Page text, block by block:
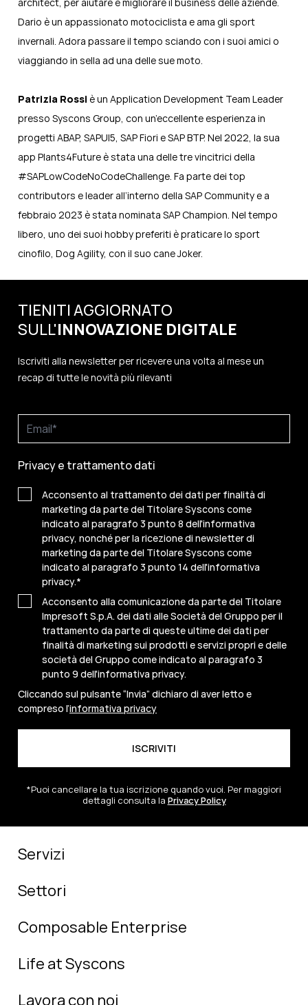
Dario è un appassionato motociclista e ama gli sport
invernali. Adora passare il tempo sciando con i suoi amici o
viaggiando in sella ad una delle sue moto.
Patrizia Rossi è un Application Development Team Leader
presso Syscons Group, con un’eccellente esperienza in
progetti ABAP, SAPUI5, SAP Fiori e SAP BTP. Nel 2022, la sua
app Plants4Future è stata una delle tre vincitrici della
#SAPLowCodeNoCodeChallenge. Fa parte dei top
contributors e leader all’interno della SAP Community e a
febbraio 2023 è stata nominata SAP Champion. Nel tempo
libero, uno dei suoi hobby preferiti è praticare lo sport
cinofilo, Dog Agility, con il suo cane Joker.
TIENITI AGGIORNATO
SULL'INNOVAZIONE DIGITALE
Iscriviti alla newsletter per ricevere una volta al mese un
recap di tutte le novità più rilevanti
Privacy e trattamento dati
Acconsento al trattamento dei dati per finalità di
marketing da parte del Titolare Syscons come
indicato al paragrafo 3 punto 8 dell'informativa
privacy, nonché per la ricezione di newsletter di
marketing da parte del Titolare Syscons come
indicato al paragrafo 3 punto 14 dell'informativa
privacy.*
Acconsento alla comunicazione da parte del Titolare
Impresoft S.p.A. dei dati alle Società del Gruppo per il
trattamento da parte di queste ultime dei dati per
finalità di marketing sui prodotti e servizi propri e delle
società del Gruppo come indicato al paragrafo 3
punto 9 dell'informativa privacy.
Cliccando sul pulsante “Invia” dichiaro di aver letto e
compreso l’informativa privacy
*Puoi cancellare la tua iscrizione quando vuoi. Per maggiori
dettagli consulta la Privacy Policy
Servizi
Settori
Composable Enterprise
Life at Syscons
Lavora con noi